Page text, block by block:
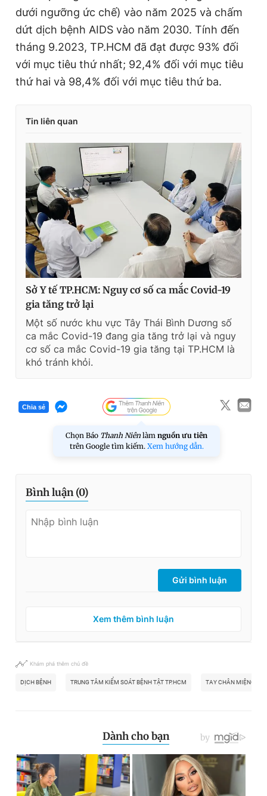
dưới ngưỡng ức chế) vào năm 2025 và chấm
dứt dịch bệnh AIDS vào năm 2030. Tính đến
tháng 9.2023, TP.HCM đã đạt được 93% đối
với mục tiêu thứ nhất; 92,4% đối với mục tiêu
thứ hai và 98,4% đối với mục tiêu thứ ba.
Tin liên quan
Sở Y tế TP.HCM: Nguy cơ số ca mắc Covid-19
gia tăng trở lại
Một số nước khu vực Tây Thái Bình Dương số
ca mắc Covid-19 đang gia tăng trở lại và nguy
cơ số ca mắc Covid-19 gia tăng tại TP.HCM là
khó tránh khỏi.
Chia sẻ
Chọn Báo Thanh Niên làm nguồn ưu tiên
trên Google tìm kiếm. Xem hướng dẫn.
Bình luận (0)
Gửi bình luận
Xem thêm bình luận
Khám phá thêm chủ đề
DỊCH BỆNH TRUNG TÂM KIỂM SOÁT BỆNH TẬT TP.HCM TAY CHÂN MIỆNG